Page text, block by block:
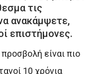
τις
ανακάμψετε,
επιστήμονες.
είναι πιο
10 χρόνια